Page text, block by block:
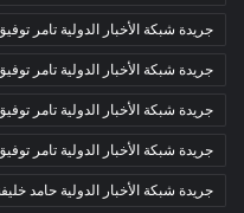
جريدة شبكة الأخبار الدولية تامر
جريدة شبكة الأخبار الدولية تامر
جريدة شبكة الأخبار الدولية تامر
جريدة شبكة الأخبار الدولية تامر
جريدة شبكة الأخبار الدولية حامد